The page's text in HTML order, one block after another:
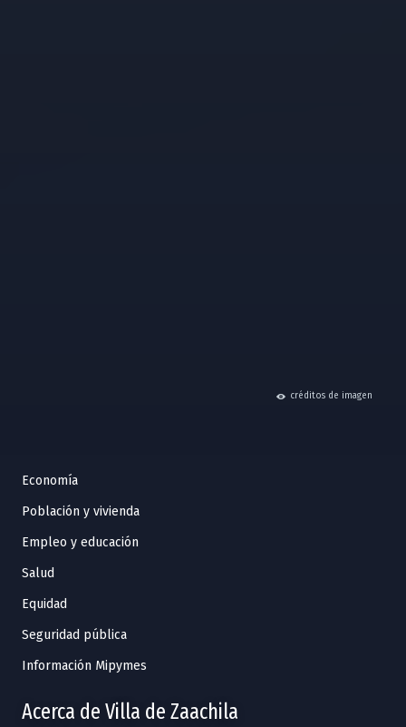
hide
créditos de imagen
Economía
Población y vivienda
Empleo y educación
Salud
Equidad
Seguridad pública
Información Mipymes
Acerca de Villa de Zaachila